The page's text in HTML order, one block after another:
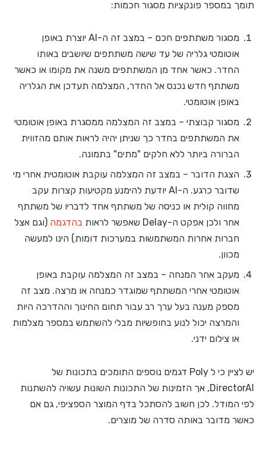
תומך במספר פונקציות מסגור חכמות:
מסגור משתתפים חכם – במצב זה ה-AI יוצרת באופן
אוטומטי גלריה של עד שישה משתתפים שיושבים באותו
החדר. כאשר אחד מן המשתתפים משנה את מקומו או כאשר
משתתף חדש נכנס אל החדר, המצלמה תעדכן את הגלריה
באופן אוטומטי.
מסגור קבוצתי – במצב זה המצלמה ממסגרת באופן אוטומטי
את המשתתפים בחדר כך שניתן יהיה לראות אותם מהזווית
הברורה ביותר ללא חלקים "מתים" בתמונה.
הצגת הדובר – במצב זה המצלמה עוקבת אוטומטית אחרי מי
שדובר כרגע. ה-AI יודעת להימנע מקטיעות קצרות עקב
מחווה קולית או כניסה של משתתף אחד לדבריו של משתתף
אחר ולכן אפקט ה-Delay שאפשר לראות
בהדגמה (וגם אצל
חברות אחרות המשתמשות במערכות דומות) הינו למעשה
מכוון.
מעקב אחר המנחה – במצב זה המצלמה עוקבת באופן
אוטומטי אחרי המשתתף שמוגדר כמנחה או מרצה. מצב זה
מספק מענה בעל ערך רב עבור תחום החינוך וההדרכה היות
והמרצה יכול לנוע בחופשיות מבלי להשתמש במספר מצלמות
או צילום ידני.
יש לציין כי ל Poly דגמים נוספים התומכים בתכונות של
DirectorAI, אך הזמינות של התכונות השונות עשויה להשתנות
לפי המודל. לכן חשוב להסתכל בדף המוצר הספציפי, גם אם
כאשר מדובר באותה סדרה של מוצרים.